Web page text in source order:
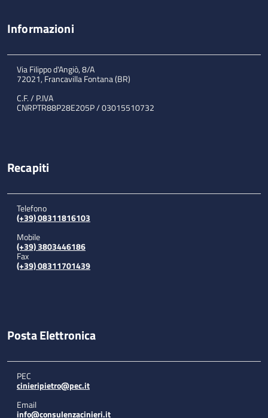
Informazioni
Via Filippo d'Angiò, 8/A
72021, Francavilla Fontana (BR)
C.F. / P.IVA
CNRPTR88P28E205P / 03015510732
Recapiti
Telefono
(+39) 08311816103
Mobile
(+39) 3803446186
Fax
(+39) 08311701439
Posta Elettronica
PEC
cinieripietro@pec.it
Email
info@consulenzacinieri.it